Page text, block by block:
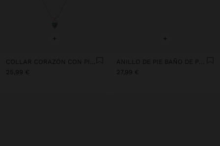
+
COLLAR CORAZÓN CON PIEDRA - PLATA DE LEY 925
25,99 €
+
ANILLO DE PIE BAÑO DE PLATA - PLATA DE LEY 925
27,99 €